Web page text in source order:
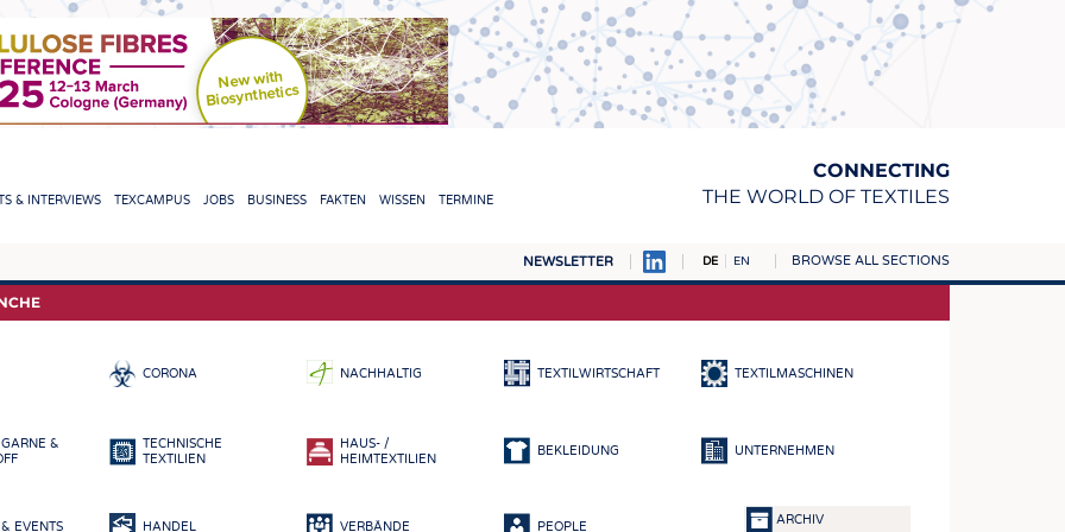
CONNECTING
THE WORLD OF TEXTILES
& INTERVIEWS TEXCAMPUS JOBS BUSINESS FAKTEN WISSEN TERMINE
NEWSLETTER DE EN BROWSE ALL SECTIONS
TEXTILE LEADERSHIP FASERN
GEWEBE
CORONA NACHHALTIG TEXTILWIRTSCHAFT TEXTILMASCHINEN
&
TECHNISCHE
TEXTILIEN
HAUS- /
HEIMTEXTILIEN
BEKLEIDUNG UNTERNEHMEN
EVENTS HANDEL VERBÄNDE PEOPLE ARCHIV